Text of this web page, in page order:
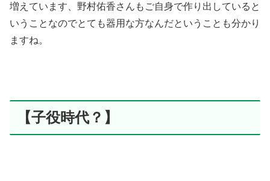
増えています、野村佑香さんもご自身で作り出していると
いうことなのでとても器用な方なんだということも分かり
ますね。
【子役時代？】